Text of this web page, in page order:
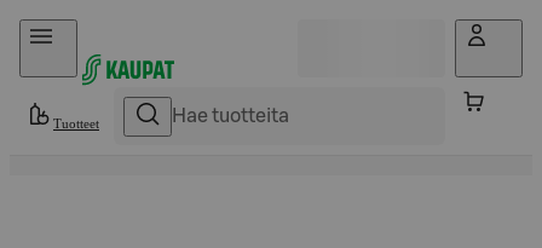
Hyppää sisältöön
Tuotteet